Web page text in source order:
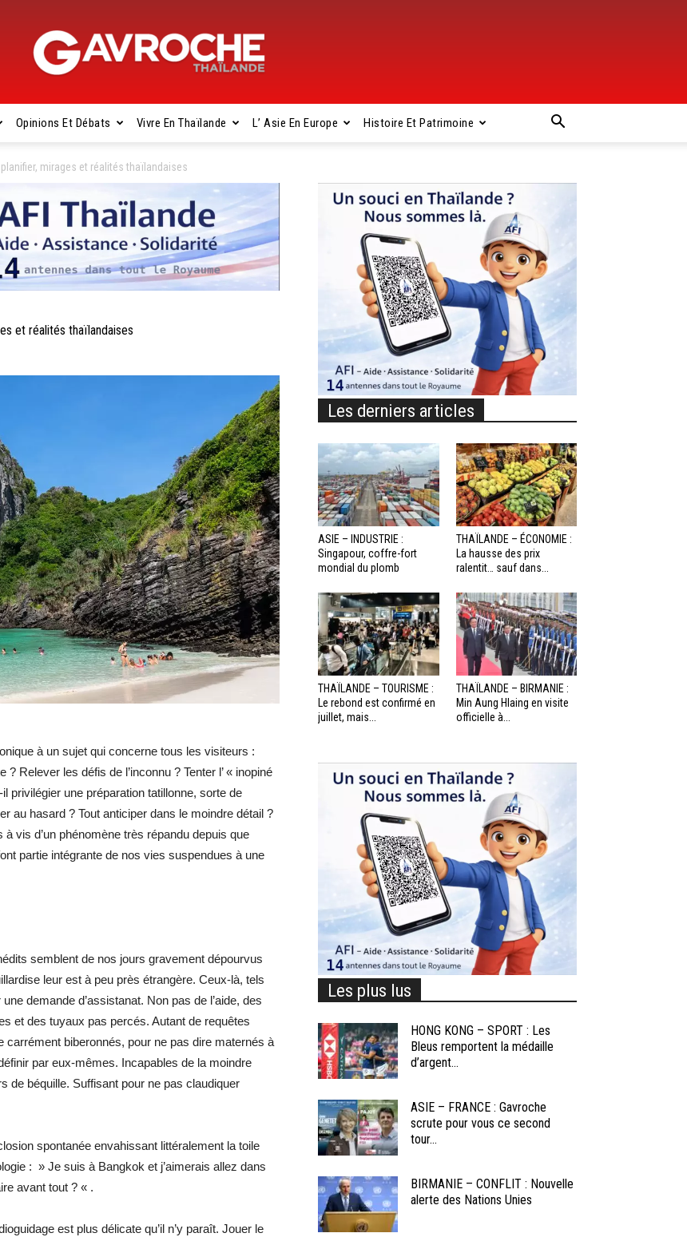
Gavroche
Thaïlande
Opinions Et Débats Vivre En Thaïlande L’ Asie En Europe Histoire Et Patrimoine
planifier, mirages et réalités thaïlandaises
et réalités thaïlandaises
à un sujet qui concerne tous les visiteurs :
Relever les défis de l’inconnu ? Tenter l’ « inopiné
privilégier une préparation tatillonne, sorte de
au hasard ? Tout anticiper dans le moindre détail ?
vis d’un phénomène très répandu depuis que
partie intégrante de nos vies suspendues à une
semblent de nos jours gravement dépourvus
leur est à peu près étrangère. Ceux-là, tels
demande d’assistanat. Non pas de l’aide, des
et des tuyaux pas percés. Autant de requêtes
biberonnés, pour ne pas dire maternés à
par eux-mêmes. Incapables de la moindre
de béquille. Suffisant pour ne pas claudiquer
spontanée envahissant littéralement la toile
: » Je suis à Bangkok et j’aimerais allez dans
avant tout ? « .
est plus délicate qu’il n’y paraît. Jouer le
Les derniers articles
ASIE – INDUSTRIE :
Singapour, coffre-fort
mondial du plomb
THAÏLANDE – ÉCONOMIE :
La hausse des prix
ralentit… sauf dans...
THAÏLANDE – TOURISME :
Le rebond est confirmé en
juillet, mais...
THAÏLANDE – BIRMANIE :
Min Aung Hlaing en visite
officielle à...
Les plus lus
HONG KONG – SPORT : Les
Bleus remportent la médaille
d’argent...
ASIE – FRANCE : Gavroche
scrute pour vous ce second
tour...
BIRMANIE – CONFLIT : Nouvelle
alerte des Nations Unies